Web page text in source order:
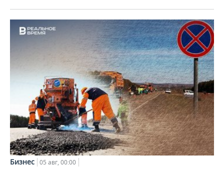
Бизнес 05 авг, 00:00